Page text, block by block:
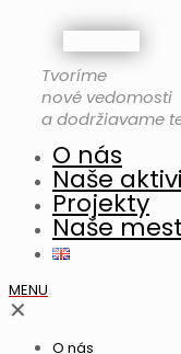
Tvoríme
nové vedomosti
a dodržiavame
O nás
Naše
Projekty
Naše
MENU
✕
O nás